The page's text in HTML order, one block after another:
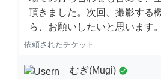
頂きました。次回、撮影する
ら、お願いしたいと思います。
依頼されたチケット
むぎ(Mugi) check_circle